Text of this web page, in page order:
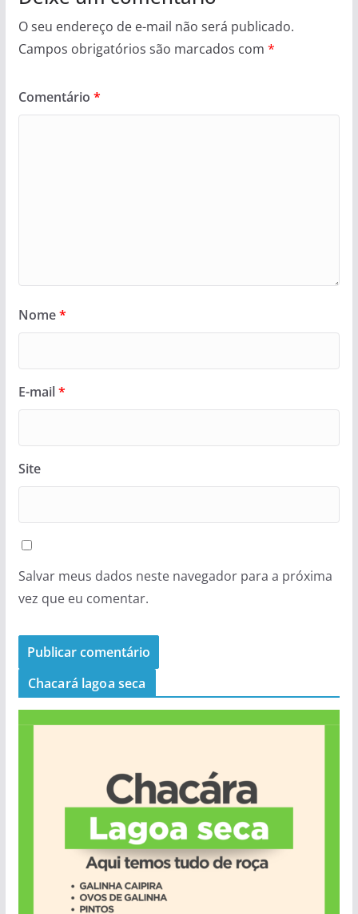
O seu endereço de e-mail não será publicado.
Campos obrigatórios são marcados com *
Comentário *
Nome*
E-mail*
Site
Salvar meus dados neste navegador para a próxima
vez que eu comentar.
Chacará lagoa seca